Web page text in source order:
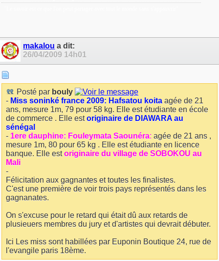
makalou a dit:
26/04/2009 14h01
Posté par bouly
- Miss soninké france 2009: Hafsatou koita agée de 21
ans, mesure 1m, 79 pour 58 kg. Elle est étudiante en école
de commerce . Elle estoriginaire de DIAWARA au
sénégal
- 1ere dauphine: Fouleymata Saounéra: agée de 21 ans ,
mesure 1m, 80 pour 65 kg . Elle est étudiante en licence
banque. Elle estoriginaire du village de SOBOKOU au
Mali
-
Félicitation aux gagnantes et toutes les finalistes.
C'est une première de voir trois pays représentés dans les
gagnanates.
On s'excuse pour le retard qui était dû aux retards de
plusieuers membres du jury et d'artistes qui devrait débuter.
Ici Les miss sont habillées par Euponin Boutique 24, rue de
l'evangile paris 18ème.